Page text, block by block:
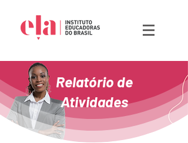
Relatório de
Atividades